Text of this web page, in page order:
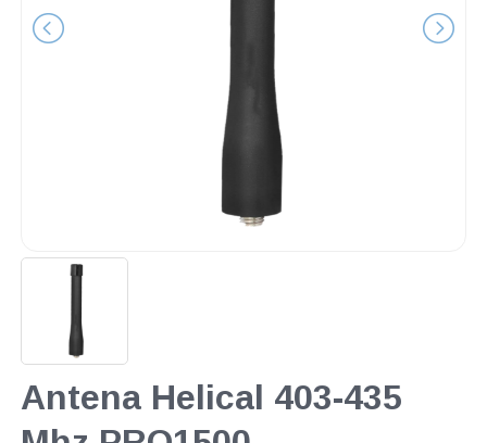
Antena Helical 403-435